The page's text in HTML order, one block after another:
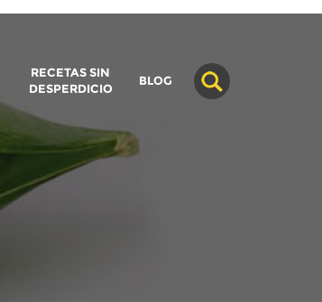
RECETAS SIN
DESPERDICIO
BLOG